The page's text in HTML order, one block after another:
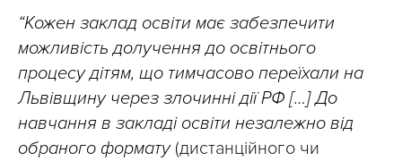
“Кожен заклад освіти має забезпечити
можливість долучення до освітнього
процесу дітям, що тимчасово переїхали на
Львівщину через злочинні дії РФ […] До
навчання в закладі освіти незалежно від
обраного формату (дистанційного чи